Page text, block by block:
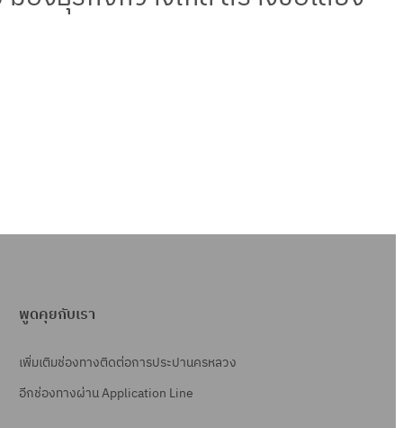
พูดคุยกับเรา
เพิ่มเติมช่องทางติดต่อการประปานครหลวง
อีกช่องทางผ่าน Application Line